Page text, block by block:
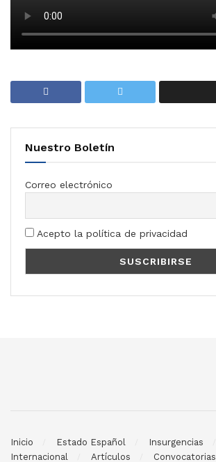
Nuestro Boletín
Correo electrónico
Acepto la política de privacidad
Inicio Estado Español
Insurgencias
Internacional
Artículos Convocatorias